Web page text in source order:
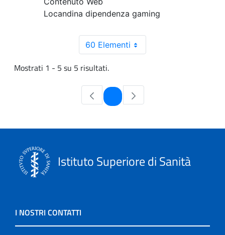
Locandina dipendenza gaming
60 Elementi
Mostrati 1 - 5 su 5 risultati.
Pagina
Istituto Superiore di Sanità
I NOSTRI CONTATTI